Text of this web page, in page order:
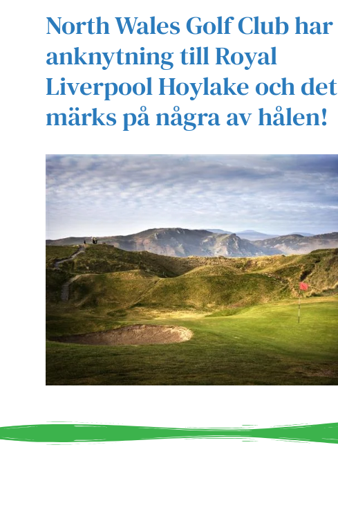
North Wales Golf Club har
anknytning till Royal
Liverpool Hoylake och det
märks på några av hålen!